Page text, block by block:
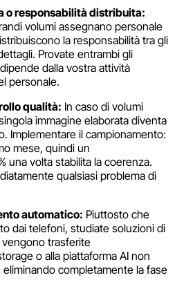
o responsabilità distribuita:
volumi assegnano personale
la responsabilità tra gli
Provate entrambi gli
dalla vostra attività
personale.
qualità: In caso di volumi
immagine elaborata diventa
Implementare il campionamento:
mese, quindi un
una volta stabilita la coerenza.
qualsiasi problema di
automatico: Piuttosto che
dai telefoni, studiate soluzioni di
trasferite
o alla piattaforma AI non
completamente la fase